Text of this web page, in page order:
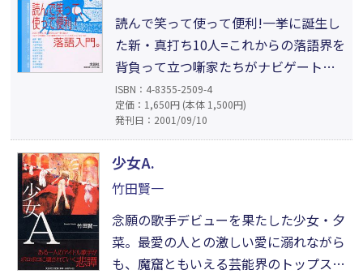
読んで笑って使って便利!一挙に誕生し
た新・真打ち10人=これからの落語界を
背負って立つ噺家たちがナビゲートす
るニュータイプ落語入門。落語初心者
の現代洋子氏の寄席レポートほか、ビ
ギナーには嬉しい話題が満載です。
ISBN：4-8355-2509-4
定価：1,650円 (本体 1,500円)
発刊日：2001/09/10
少女A.
竹田賢一
念願の歌手デビューを果たした少女・夕
菜。最愛の人との激しい愛に溺れながら
も、魔窟ともいえる芸能界のトップスタ